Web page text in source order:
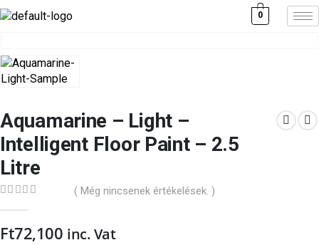
0
Aquamarine – Light –
Intelligent Floor Paint – 2.5
Litre
( Még nincsenek értékelések. )
Ft72,100 inc. Vat